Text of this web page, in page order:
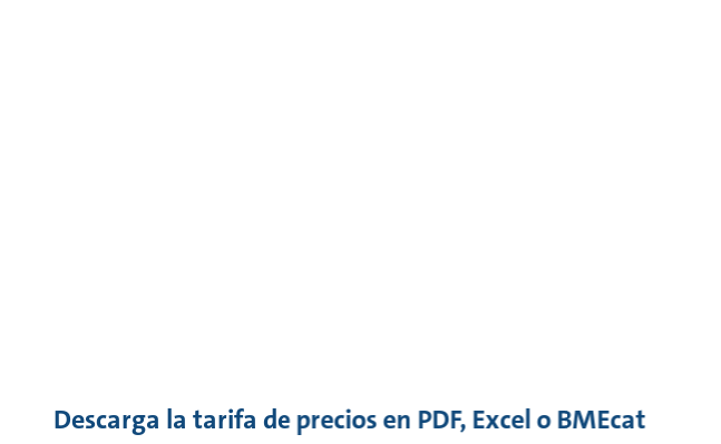
Descarga la tarifa de precios en PDF, Excel o BMEcat